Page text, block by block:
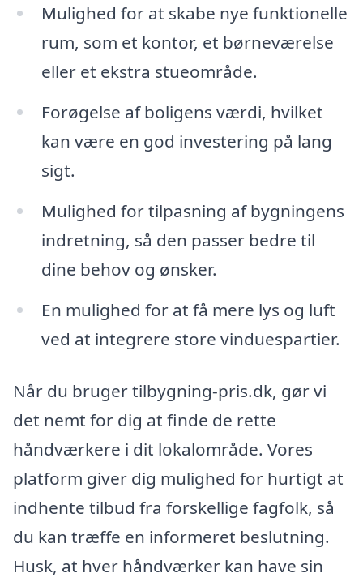
Mulighed for at skabe nye funktionelle
rum, som et kontor, et børneværelse
eller et ekstra stueområde.
Forøgelse af boligens værdi, hvilket
kan være en god investering på lang
sigt.
Mulighed for tilpasning af bygningens
indretning, så den passer bedre til
dine behov og ønsker.
En mulighed for at få mere lys og luft
ved at integrere store vinduespartier.
Når du bruger tilbygning-pris.dk, gør vi
det nemt for dig at finde de rette
håndværkere i dit lokalområde. Vores
platform giver dig mulighed for hurtigt at
indhente tilbud fra forskellige fagfolk, så
du kan træffe en informeret beslutning.
Husk, at hver håndværker kan have sin